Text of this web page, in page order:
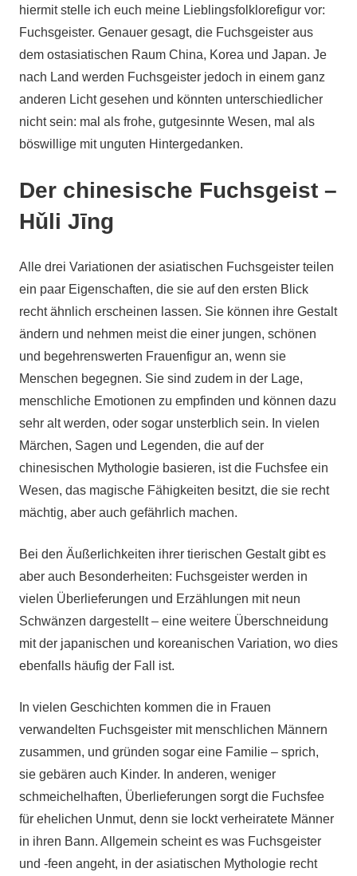
hiermit stelle ich euch meine Lieblingsfolklorefigur vor:
Fuchsgeister. Genauer gesagt, die Fuchsgeister aus
dem ostasiatischen Raum China, Korea und Japan. Je
nach Land werden Fuchsgeister jedoch in einem ganz
anderen Licht gesehen und könnten unterschiedlicher
nicht sein: mal als frohe, gutgesinnte Wesen, mal als
böswillige mit unguten Hintergedanken.
Der chinesische Fuchsgeist –
Hǔli Jīng
Alle drei Variationen der asiatischen Fuchsgeister teilen
ein paar Eigenschaften, die sie auf den ersten Blick
recht ähnlich erscheinen lassen. Sie können ihre Gestalt
ändern und nehmen meist die einer jungen, schönen
und begehrenswerten Frauenfigur an, wenn sie
Menschen begegnen. Sie sind zudem in der Lage,
menschliche Emotionen zu empfinden und können dazu
sehr alt werden, oder sogar unsterblich sein. In vielen
Märchen, Sagen und Legenden, die auf der
chinesischen Mythologie basieren, ist die Fuchsfee ein
Wesen, das magische Fähigkeiten besitzt, die sie recht
mächtig, aber auch gefährlich machen.
Bei den Äußerlichkeiten ihrer tierischen Gestalt gibt es
aber auch Besonderheiten: Fuchsgeister werden in
vielen Überlieferungen und Erzählungen mit neun
Schwänzen dargestellt – eine weitere Überschneidung
mit der japanischen und koreanischen Variation, wo dies
ebenfalls häufig der Fall ist.
In vielen Geschichten kommen die in Frauen
verwandelten Fuchsgeister mit menschlichen Männern
zusammen, und gründen sogar eine Familie – sprich,
sie gebären auch Kinder. In anderen, weniger
schmeichelhaften, Überlieferungen sorgt die Fuchsfee
für ehelichen Unmut, denn sie lockt verheiratete Männer
in ihren Bann. Allgemein scheint es was Fuchsgeister
und -feen angeht, in der asiatischen Mythologie recht